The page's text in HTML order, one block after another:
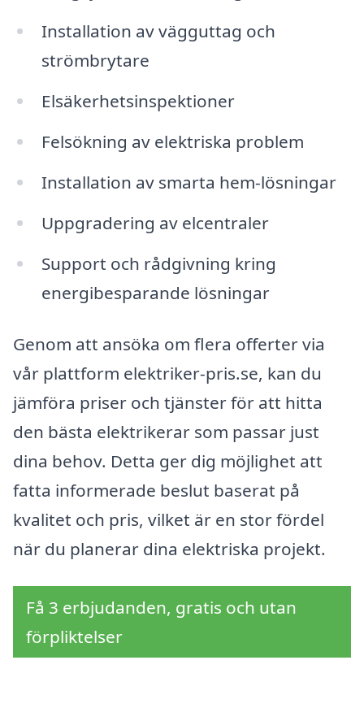
Installation av vägguttag och
strömbrytare
Elsäkerhetsinspektioner
Felsökning av elektriska problem
Installation av smarta hem-lösningar
Uppgradering av elcentraler
Support och rådgivning kring
energibesparande lösningar
Genom att ansöka om flera offerter via
vår plattform elektriker-pris.se, kan du
jämföra priser och tjänster för att hitta
den bästa elektrikerar som passar just
dina behov. Detta ger dig möjlighet att
fatta informerade beslut baserat på
kvalitet och pris, vilket är en stor fördel
när du planerar dina elektriska projekt.
Få 3 erbjudanden, gratis och utan
förpliktelser